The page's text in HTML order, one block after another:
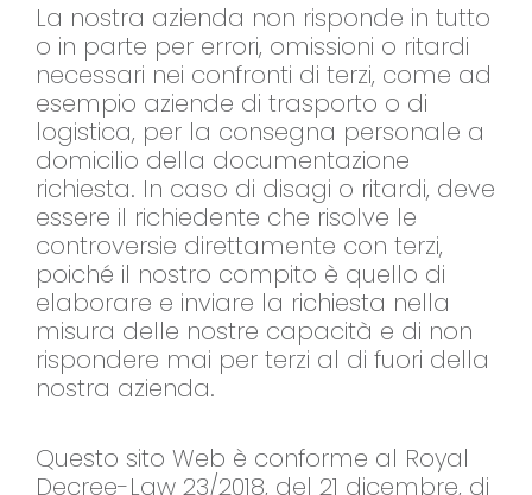
La nostra azienda non risponde in tutto
o in parte per errori, omissioni o ritardi
necessari nei confronti di terzi, come ad
esempio aziende di trasporto o di
logistica, per la consegna personale a
domicilio della documentazione
richiesta. In caso di disagi o ritardi, deve
essere il richiedente che risolve le
controversie direttamente con terzi,
poiché il nostro compito è quello di
elaborare e inviare la richiesta nella
misura delle nostre capacità e di non
rispondere mai per terzi al di fuori della
nostra azienda.
Questo sito Web è conforme al Royal
Decree-Law 23/2018, del 21 dicembre, di